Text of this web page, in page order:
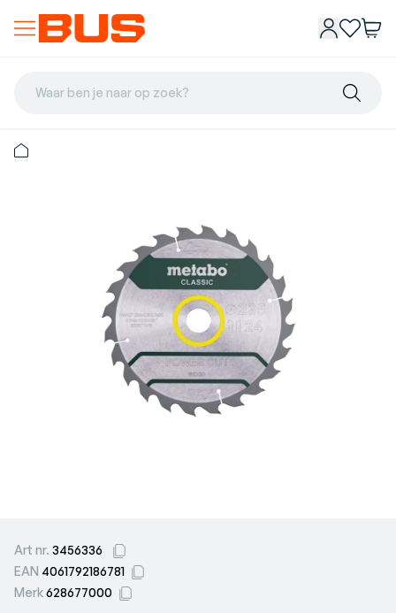
Waar ben je naar op zoek?
Art nr. 3456336
EAN 4061792186781
Merk628677000